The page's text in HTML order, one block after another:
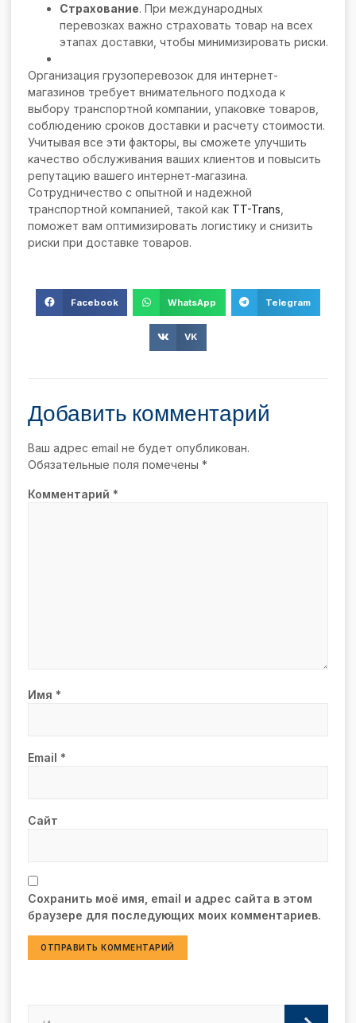
Страхование. При международных
перевозках важно страховать товар на всех
этапах доставки, чтобы минимизировать риски.
Организация грузоперевозок для интернет-
магазинов требует внимательного подхода к
выбору транспортной компании, упаковке товаров,
соблюдению сроков доставки и расчету стоимости.
Учитывая все эти факторы, вы сможете улучшить
качество обслуживания ваших клиентов и повысить
репутацию вашего интернет-магазина.
Сотрудничество с опытной и надежной
транспортной компанией, такой как TT-Trans
поможет вам оптимизировать логистику и снизить
риски при доставке товаров.
Facebook WhatsApp Telegram
VK
Добавить комментарий
Ваш адрес email не будет опубликован.
Обязательные поля помечены *
Комментарий *
Имя *
Email *
Сайт
Сохранить моё имя, email и адрес сайта в этом
браузере для последующих моих комментариев.